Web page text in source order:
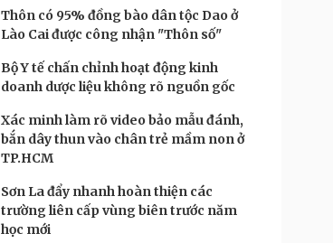
Thôn có 95% đồng bào dân tộc Dao ở
Lào Cai được công nhận "Thôn số"
Bộ Y tế chấn chỉnh hoạt động kinh
doanh dược liệu không rõ nguồn gốc
Xác minh làm rõ video bảo mẫu đánh,
bắn dây thun vào chân trẻ mầm non ở
TP.HCM
Sơn La đẩy nhanh hoàn thiện các
trường liên cấp vùng biên trước năm
học mới